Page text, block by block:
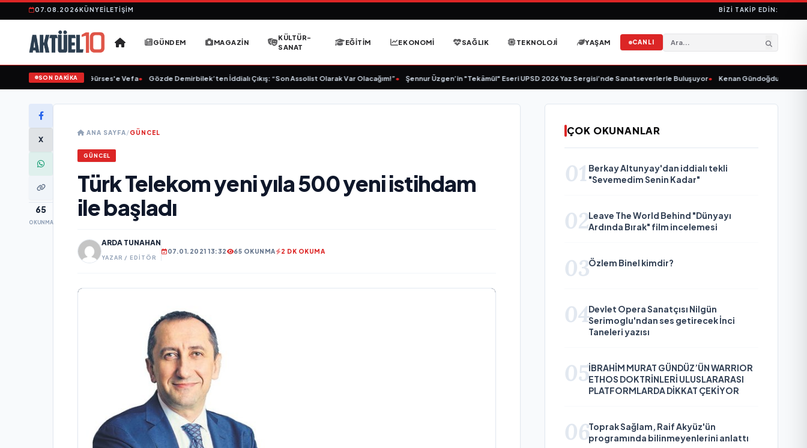
07.08.2026KÜNYEİLETIŞIM BIZI TAKIP EDIN:
GÜNDEM MAGAZIN
KÜLTÜR-
SANAT
EĞITIM EKONOMI SAĞLIK TEKNOLOJI YAŞAM CANLI
SON DAKİKA
Linet'ten Müslüm Gürses'e Vefa• Gözde Demirbilek’ten İddialı Çıkış: “Son Assolist Olarak Var Olacağım!”• Şennur Üzgen’in "Tekâmül" Eseri UPSD 2026 Yaz Sergisi’nde Sanatseverlerle Buluşuyor• Kenan Gündoğdu’dan Yeni
X
65
OKUNMA
ANA SAYFA/GÜNCEL
GÜNCEL
Türk Telekom yeni yıla 500 yeni istihdam
ile başladı
ARDA TUNAHAN
YAZAR / EDITÖR
07.01.2021 13:32 65 OKUNMA 2 DK OKUMA
ÇOK OKUNANLAR
01 Berkay Altunyay'dan iddialı tekli
"Sevemedim Senin Kadar"
02Leave The World Behind "Dünyayı
Ardında Bırak" film incelemesi
03Özlem Binel kimdir?
04Devlet Opera Sanatçısı Nilgün
Serimoglu'ndan ses getirecek İnci
Taneleri yazısı
05İBRAHİM MURAT GÜNDÜZ’ÜN WARRIOR
ETHOS DOKTRİNLERİ ULUSLARARASI
PLATFORMLARDA DİKKAT ÇEKİYOR
06Toprak Sağlam, Raif Akyüz'ün
programında bilinmeyenlerini anlattı